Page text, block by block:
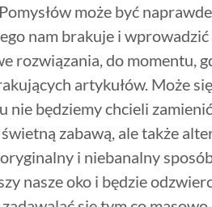
może być
nam brakuje i
rozwiązania, do momentu,
artykułów. Może
nie będziemy chcieli
zabawą, ale także
i niebanalny
nasze oko i będzie